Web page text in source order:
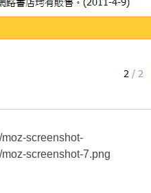
screenshot-
screenshot-7.png